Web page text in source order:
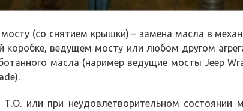
(со снятием крышки) – замена масла в
коробке, ведущем мосту или любом другом
масла (наример ведущие мосты Jeep
или при неудовлетворительном состоянии